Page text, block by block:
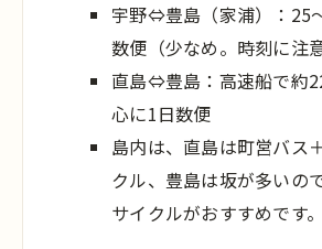
宇野⇔豊島（家浦）：25
数便（少なめ。時刻に注意
直島⇔豊島：高速船で約
心に1日数便
島内は、直島は町営バス
クル、豊島は坂が多いの
サイクルがおすすめです。